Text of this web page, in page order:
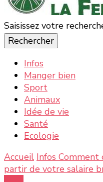
Ecole de la ferme : la
La nature, la ferme, la
et bio
Vous
recherchiez
quelque
chose ?
Saisissez votre
Infos
Manger bien
Sport
Animaux
Idée de vie
Santé
Ecologie
Accueil Infos Comment
partir de votre salaire